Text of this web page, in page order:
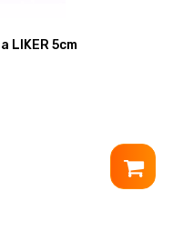
LIKER 5cm